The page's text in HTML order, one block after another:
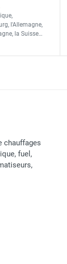
l'Allemagne,
la Suisse…
chauffages
fuel,